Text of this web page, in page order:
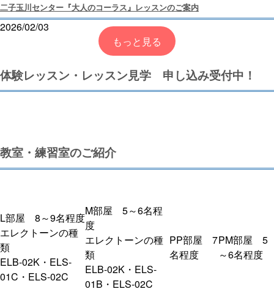
二子玉川センター『大人のコーラス』レッスンのご案内
2026/02/03
もっと見る
体験レッスン・レッスン見学 申し込み受付中！
教室・練習室のご紹介
L部屋 8～9名程度
エレクトーンの種
類
ELB-02K・ELS-
01C・ELS-02C
M部屋 5～6名程
度
エレクトーンの種
類
ELB-02K・ELS-
01B・ELS-02C
PP部屋 7
名程度
PM部屋 5
～6名程度